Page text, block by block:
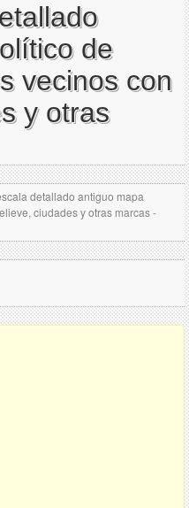
de
vecinos con
y otras
detallado antiguo mapa
ciudades y otras marcas -